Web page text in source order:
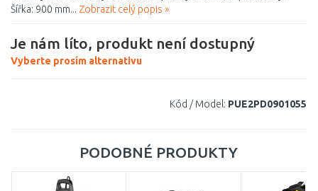
Šířka: 900 mm... Zobrazit celý popis »
Je nám líto, produkt není dostupný
Vyberte prosím alternativu
Kód / Model: PUE2PD0901055
PODOBNÉ PRODUKTY